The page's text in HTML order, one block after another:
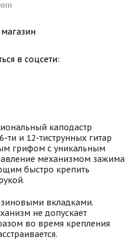
в соцсети:
каподастр
ти и 12-тиструнных гитар
грифом с уникальным
механизмом зажима
быстро крепить
вкладками.
не допускает
во время крепления